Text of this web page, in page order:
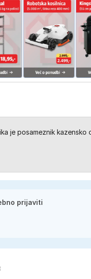
je posameznik